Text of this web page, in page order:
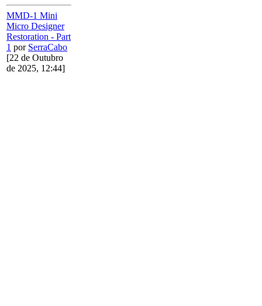
MMD-1 Mini
Micro Designer
Restoration - Part
1 por SerraCabo
[22 de Outubro
de 2025, 12:44]